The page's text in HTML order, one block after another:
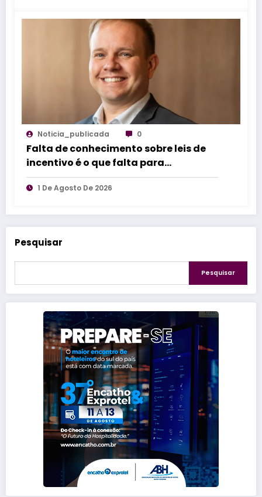
Noticia_publicada 0
Falta de conhecimento sobre leis de
incentivo é o que falta para
impulsionar inovação industrial
1 De Agosto De 2026
Pesquisar
Pesquisar